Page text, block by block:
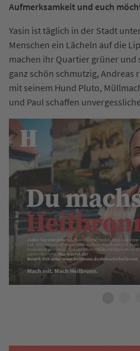
Aufmerksamkeit und euch
Yasin ist täglich in der Stadt
Menschen ein Lächeln auf die
machen ihr Quartier grüner
ganz schön schmutzig, Andreas
mit seinem Hund Pluto,
und Paul schaffen